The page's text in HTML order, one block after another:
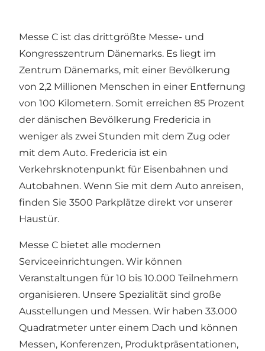
Messe C ist das drittgrößte Messe- und
Kongresszentrum Dänemarks. Es liegt im
Zentrum Dänemarks, mit einer Bevölkerung
von 2,2 Millionen Menschen in einer Entfernung
von 100 Kilometern. Somit erreichen 85 Prozent
der dänischen Bevölkerung Fredericia in
weniger als zwei Stunden mit dem Zug oder
mit dem Auto. Fredericia ist ein
Verkehrsknotenpunkt für Eisenbahnen und
Autobahnen. Wenn Sie mit dem Auto anreisen,
finden Sie 3500 Parkplätze direkt vor unserer
Haustür.
Messe C bietet alle modernen
Serviceeinrichtungen. Wir können
Veranstaltungen für 10 bis 10.000 Teilnehmern
organisieren. Unsere Spezialität sind große
Ausstellungen und Messen. Wir haben 33.000
Quadratmeter unter einem Dach und können
Messen, Konferenzen, Produktpräsentationen,